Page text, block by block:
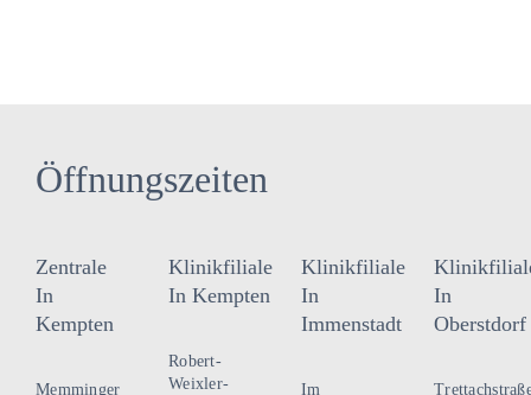
Öffnungszeiten
Zentrale
In
Kempten
Memminger
Klinikfiliale
In Kempten
Robert-
Weixler-
Klinikfiliale
In
Immenstadt
Im
In
Oberstdorf